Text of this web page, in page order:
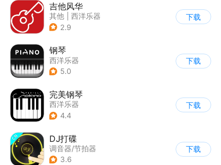
吉他风华
其他
西洋乐器
| 兴趣学习
2.9
下载
钢琴
西洋乐器
5.0
下载
完美钢琴
西洋乐器
4.4
下载
DJ打碟
调音器/节拍器
| 西洋乐器
3.6
下载